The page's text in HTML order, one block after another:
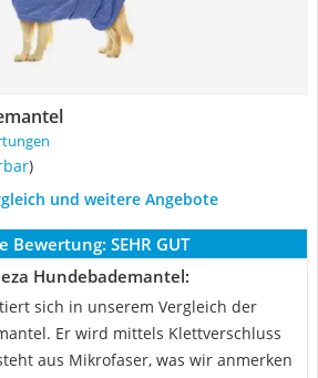
)
und weitere Angebote
Bewertung: SEHR GUT
Hundebademantel:
sich in unserem Vergleich der
Er wird mittels Klettverschluss
aus Mikrofaser, was wir anmerken